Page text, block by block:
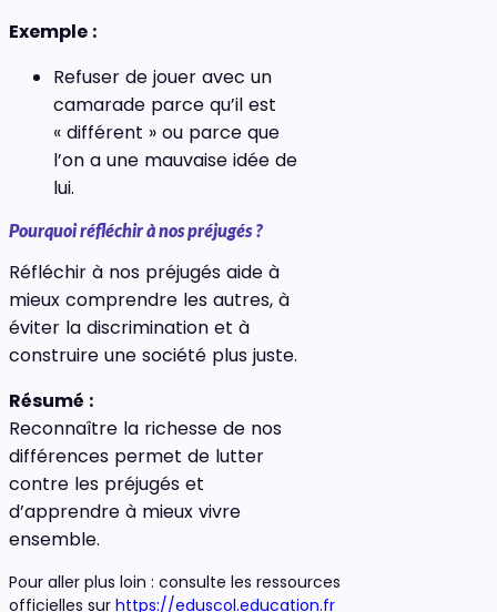
Exemple :
Refuser de jouer avec un
camarade parce qu’il est
« différent » ou parce que
l’on a une mauvaise idée de
lui.
Pourquoi réfléchir à nos préjugés ?
Réfléchir à nos préjugés aide à
mieux comprendre les autres, à
éviter la discrimination et à
construire une société plus juste.
Résumé :
Reconnaître la richesse de nos
différences permet de lutter
contre les préjugés et
d’apprendre à mieux vivre
ensemble.
Pour aller plus loin : consulte les ressources
officielles sur https://eduscol.education.fr